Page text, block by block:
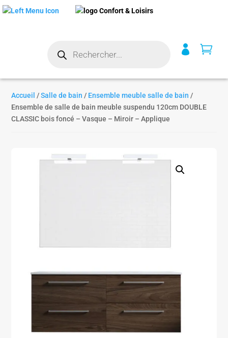
produits
 
Accueil /Salle de bain / Ensemble meuble salle de bain /
Ensemble de salle de bain meuble suspendu 120cm DOUBLE
CLASSIC bois foncé – Vasque – Miroir – Applique